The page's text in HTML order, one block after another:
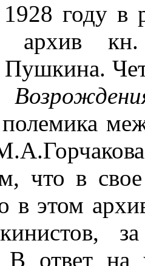
году в
архив кн.
полемика
что в
в этом
ответ на